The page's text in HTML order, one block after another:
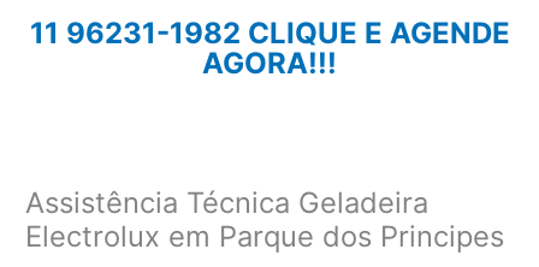
11 96231-1982 CLIQUE E AGENDE
AGORA!!!
Assistência Técnica Geladeira
Electrolux em Parque dos Principes